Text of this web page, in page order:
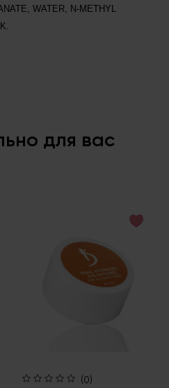
WATER, N-METHYL
для вас
(0)